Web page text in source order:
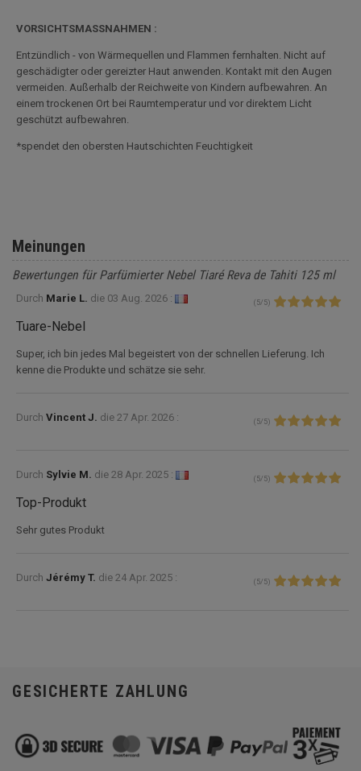
VORSICHTSMASSNAHMEN :
Entzündlich - von Wärmequellen und Flammen fernhalten. Nicht auf
geschädigter oder gereizter Haut anwenden. Kontakt mit den Augen
vermeiden. Außerhalb der Reichweite von Kindern aufbewahren. An
einem trockenen Ort bei Raumtemperatur und vor direktem Licht
geschützt aufbewahren.
*spendet den obersten Hautschichten Feuchtigkeit
Meinungen
Bewertungen für Parfümierter Nebel Tiaré Reva de Tahiti 125 ml
Durch Marie L. die 03 Aug. 2026 : ( 5/ 5)
Tuare-Nebel
Super, ich bin jedes Mal begeistert von der schnellen Lieferung. Ich
kenne die Produkte und schätze sie sehr.
Durch Vincent J. die 27 Apr. 2026 : ( 5/ 5)
Durch Sylvie M. die 28 Apr. 2025 : ( 5/ 5)
Top-Produkt
Sehr gutes Produkt
Durch Jérémy T. die 24 Apr. 2025 : ( 5/ 5)
GESICHERTE ZAHLUNG